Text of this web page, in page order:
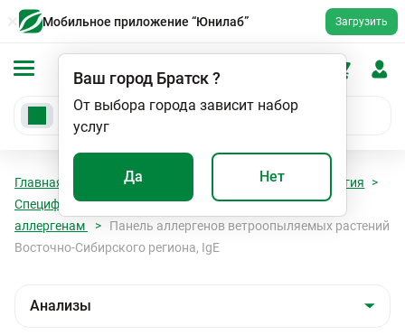
Мобильное приложение “Юнилаб” Загрузить
Ваш город Братск?
От выбора города зависит набор
услуг
Да Нет
Главная Анализы
Иммуноаллергология
Специфические IgE к ингаляционным (пыльцевым)
аллергенам
Панель аллергенов ветроопыляемых растений
Восточно-Сибирского региона, IgE